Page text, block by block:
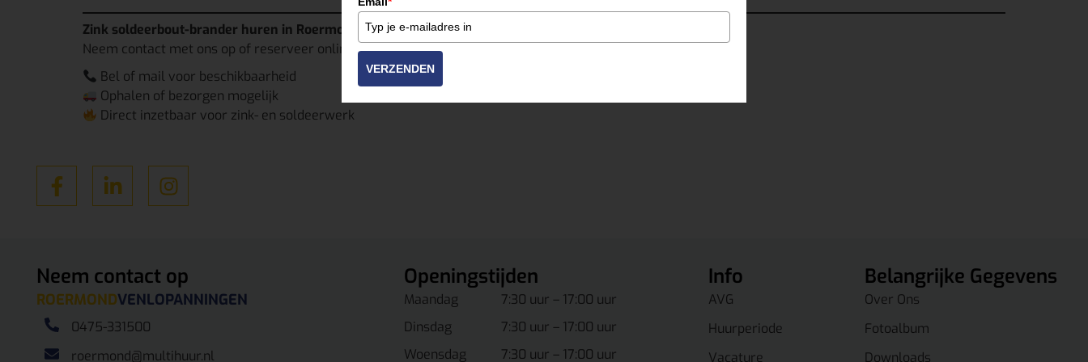
Zink soldeerbout-brander huren in Roermond, Roerdalen, Leudal, Peel & Maas of Venlo?
Neem contact met ons op of reserveer online. Wij zorgen dat je snel aan de slag kunt met de juiste apparatuur.
Bel of mail voor beschikbaarheid
Ophalen of bezorgen mogelijk
Direct inzetbaar voor zink- en soldeerwerk
Neem contact op
ROERMONDVENLOPANNINGEN
0475-331500
roermond@multihuur.nl
Openingstijden
Maandag
7:30 uur – 17:00 uur
Dinsdag
7:30 uur – 17:00 uur
Woensdag
7:30 uur – 17:00 uur
Info
AVG
Huurperiode
Vacature
Belangrijke Gegevens
Over Ons
Fotoalbum
Downloads
VERZENDEN